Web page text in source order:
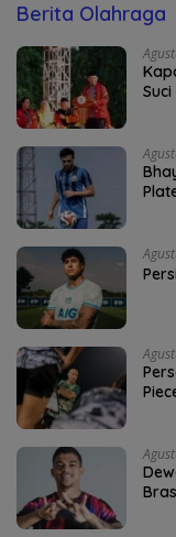
Berita Olahraga
Suci